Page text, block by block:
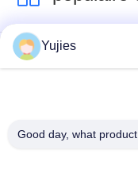
De Ultrasone
Omvormer van PZT
schoonmakende
Yujies
Good day, what